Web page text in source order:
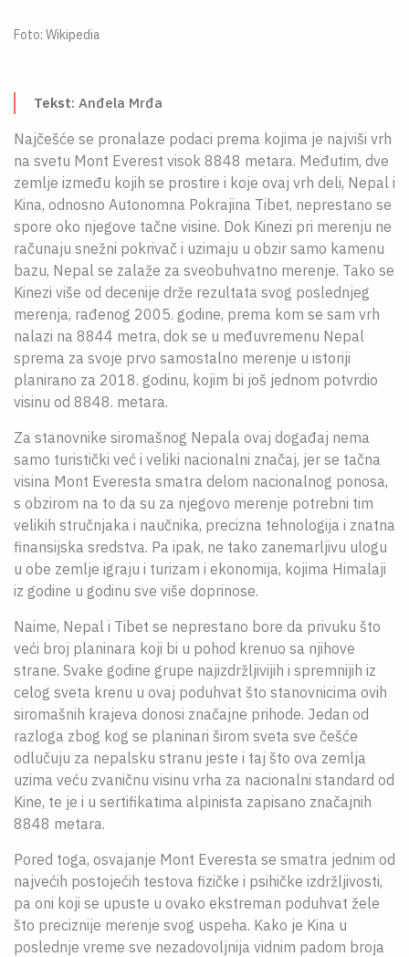
ЋИР
Foto: Wikipedia
Tekst: Anđela Mrđa
Najčešće se pronalaze podaci prema kojima je najviši vrh
na svetu Mont Everest visok 8848 metara. Međutim, dve
zemlje između kojih se prostire i koje ovaj vrh deli, Nepal i
Kina, odnosno Autonomna Pokrajina Tibet, neprestano se
spore oko njegove tačne visine. Dok Kinezi pri merenju ne
računaju snežni pokrivač i uzimaju u obzir samo kamenu
bazu, Nepal se zalaže za sveobuhvatno merenje. Tako se
Kinezi više od decenije drže rezultata svog poslednjeg
merenja, rađenog 2005. godine, prema kom se sam vrh
nalazi na 8844 metra, dok se u međuvremenu Nepal
sprema za svoje prvo samostalno merenje u istoriji
planirano za 2018. godinu, kojim bi još jednom potvrdio
visinu od 8848. metara.
Za stanovnike siromašnog Nepala ovaj događaj nema
samo turistički već i veliki nacionalni značaj, jer se tačna
visina Mont Everesta smatra delom nacionalnog ponosa,
s obzirom na to da su za njegovo merenje potrebni tim
velikih stručnjaka i naučnika, precizna tehnologija i znatna
finansijska sredstva. Pa ipak, ne tako zanemarljivu ulogu
u obe zemlje igraju i turizam i ekonomija, kojima Himalaji
iz godine u godinu sve više doprinose.
Naime, Nepal i Tibet se neprestano bore da privuku što
veći broj planinara koji bi u pohod krenuo sa njihove
strane. Svake godine grupe najizdržljivijih i spremnijih iz
celog sveta krenu u ovaj poduhvat što stanovnicima ovih
siromašnih krajeva donosi značajne prihode. Jedan od
razloga zbog kog se planinari širom sveta sve češće
odlučuju za nepalsku stranu jeste i taj što ova zemlja
uzima veću zvaničnu visinu vrha za nacionalni standard od
Kine, te je i u sertifikatima alpinista zapisano značajnih
8848 metara.
Pored toga, osvajanje Mont Everesta se smatra jednim od
najvećih postojećih testova fizičke i psihičke izdržljivosti,
pa oni koji se upuste u ovako ekstreman poduhvat žele
što preciznije merenje svog uspeha. Kako je Kina u
poslednje vreme sve nezadovoljnija vidnim padom broja